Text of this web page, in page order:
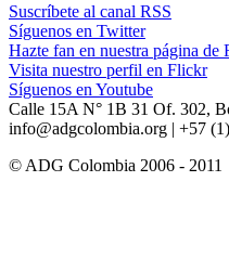
Suscríbete al canal RSS
Síguenos en Twitter
Hazte fan en nuestra página de
Visita nuestro perfil en Flickr
Síguenos en Youtube
Calle 15A N° 1B 31 Of. 302,
info@adgcolombia.org | +57
© ADG Colombia 2006 - 2011